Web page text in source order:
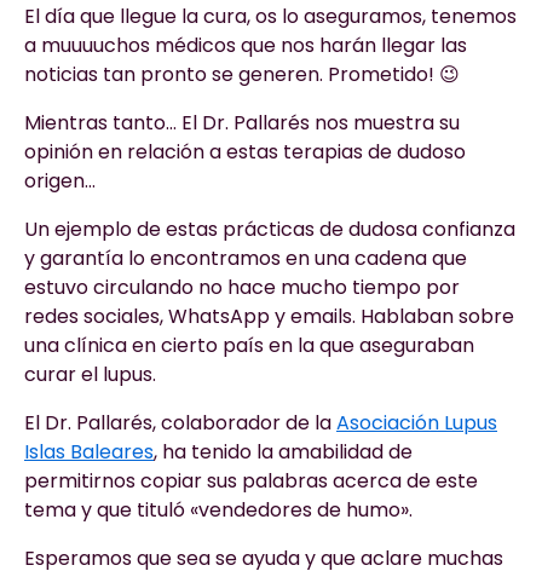
El día que llegue la cura, os lo aseguramos, tenemos
a muuuuchos médicos que nos harán llegar las
noticias tan pronto se generen. Prometido! 😉
Mientras tanto… El Dr. Pallarés nos muestra su
opinión en relación a estas terapias de dudoso
origen…
Un ejemplo de estas prácticas de dudosa confianza
y garantía lo encontramos en una cadena que
estuvo circulando no hace mucho tiempo por
redes sociales, WhatsApp y emails. Hablaban sobre
una clínica en cierto país en la que aseguraban
curar el lupus.
El Dr. Pallarés, colaborador de laAsociación Lupus
Islas Baleares, ha tenido la amabilidad de
permitirnos copiar sus palabras acerca de este
tema y que tituló «vendedores de humo».
Esperamos que sea se ayuda y que aclare muchas